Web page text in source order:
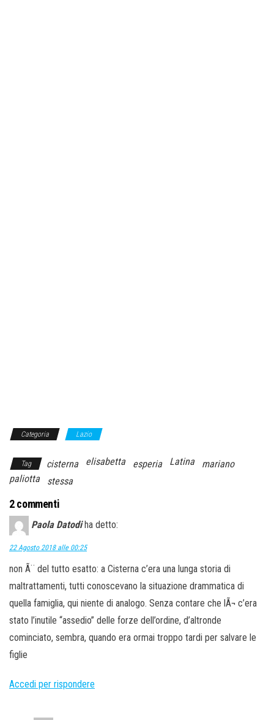
Categoria Lazio
Tag cisterna elisabetta esperia Latina
mariano
paliotta
stessa
2 commenti
Paola Datodi ha detto:
22 Agosto 2018 alle 00:25
non Ã¨ del tutto esatto: a Cisterna c’era una lunga storia di
maltrattamenti, tutti conoscevano la situazione drammatica di
quella famiglia, qui niente di analogo. Senza contare che lÃ¬ c’era
stato l’inutile “assedio” delle forze dell’ordine, d’altronde
cominciato, sembra, quando era ormai troppo tardi per salvare le
figlie
Accedi per rispondere